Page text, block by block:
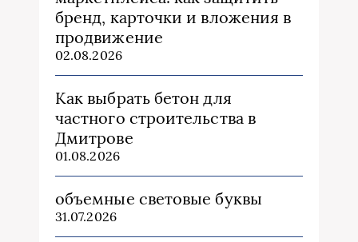
бренд, карточки и вложения в
продвижение
02.08.2026
Как выбрать бетон для
частного строительства в
Дмитрове
01.08.2026
объемные световые буквы
31.07.2026